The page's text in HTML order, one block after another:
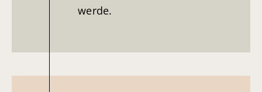
werde.